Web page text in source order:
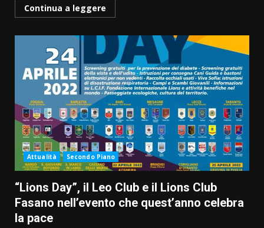
Continua a leggere
Attualità Secondo Piano
“Lions Day”, il Leo Club e il Lions Club
Fasano nell’evento che quest’anno celebra
la pace